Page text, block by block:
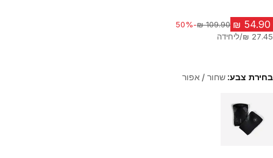
מחיר לפני הנחה
-50%
בחירת צבע:שחור / אפור